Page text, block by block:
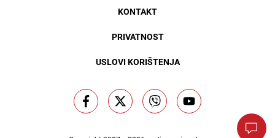
KONTAKT
PRIVATNOST
USLOVI KORIŠTENJA